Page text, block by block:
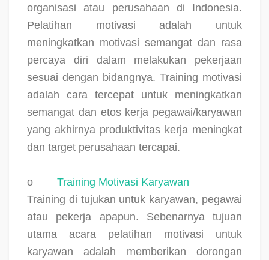
organisasi atau perusahaan di Indonesia.
Pelatihan motivasi adalah untuk
meningkatkan motivasi semangat dan rasa
percaya diri dalam melakukan pekerjaan
sesuai dengan bidangnya. Training motivasi
adalah cara tercepat untuk meningkatkan
semangat dan etos kerja pegawai/karyawan
yang akhirnya produktivitas kerja meningkat
dan target perusahaan tercapai.
o
Training Motivasi Karyawan
Training di tujukan untuk karyawan, pegawai
atau pekerja apapun. Sebenarnya tujuan
utama acara pelatihan motivasi untuk
karyawan adalah memberikan dorongan